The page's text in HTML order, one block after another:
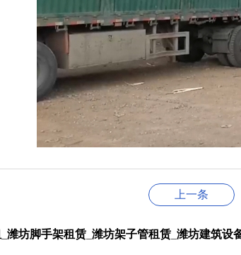
上一条
潍坊脚手架租赁 潍坊架子管租赁 潍坊建筑设